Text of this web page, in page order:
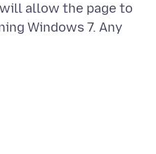
allow the page to
Windows 7. Any